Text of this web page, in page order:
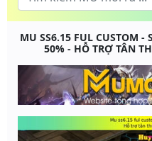
MU SS6.15 FUL CUSTOM -
50% - HỖ TRỢ TÂN